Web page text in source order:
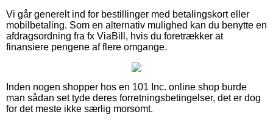
Vi går generelt ind for bestillinger med betalingskort eller
mobilbetaling. Som en alternativ mulighed kan du benytte en
afdragsordning fra fx ViaBill, hvis du foretrækker at
finansiere pengene af flere omgange.
Inden nogen shopper hos en 101 Inc. online shop burde
man sådan set tyde deres forretningsbetingelser, det er dog
for det meste ikke særlig morsomt.